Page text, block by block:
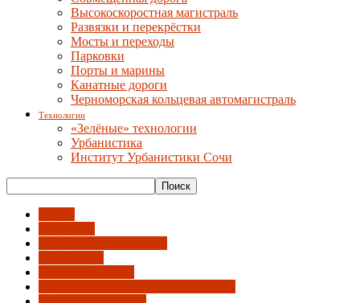
Высокоскоростная магистраль
Развязки и перекрёстки
Мосты и переходы
Парковки
Порты и марины
Канатные дороги
Черноморская кольцевая автомагистраль
Технологии
«Зелёные» технологии
Урбанистика
Институт Урбанистики Сочи